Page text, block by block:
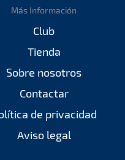
Más Información
Club
Tienda
Sobre nosotros
Contactar
de privacidad
Aviso legal